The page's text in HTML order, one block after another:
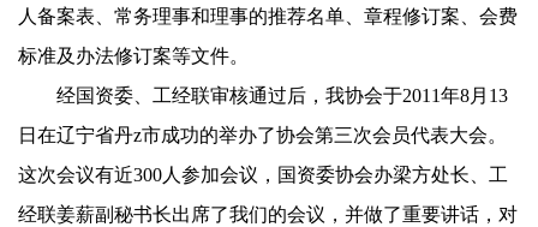
人备案表、常务理事和理事的推荐名单、章程修订案、会费
标准及办法修订案等文件。
经国资委、工经联审核通过后，我协会于2011年8月 13
日 在辽宁省丹z市成功的举办了协会第三次会员代表大会。
这次会议有近300人参加会议，国资委协会办梁方处长、工
经联姜薪副秘书长出席了我们的会议，并做了重要讲话，对